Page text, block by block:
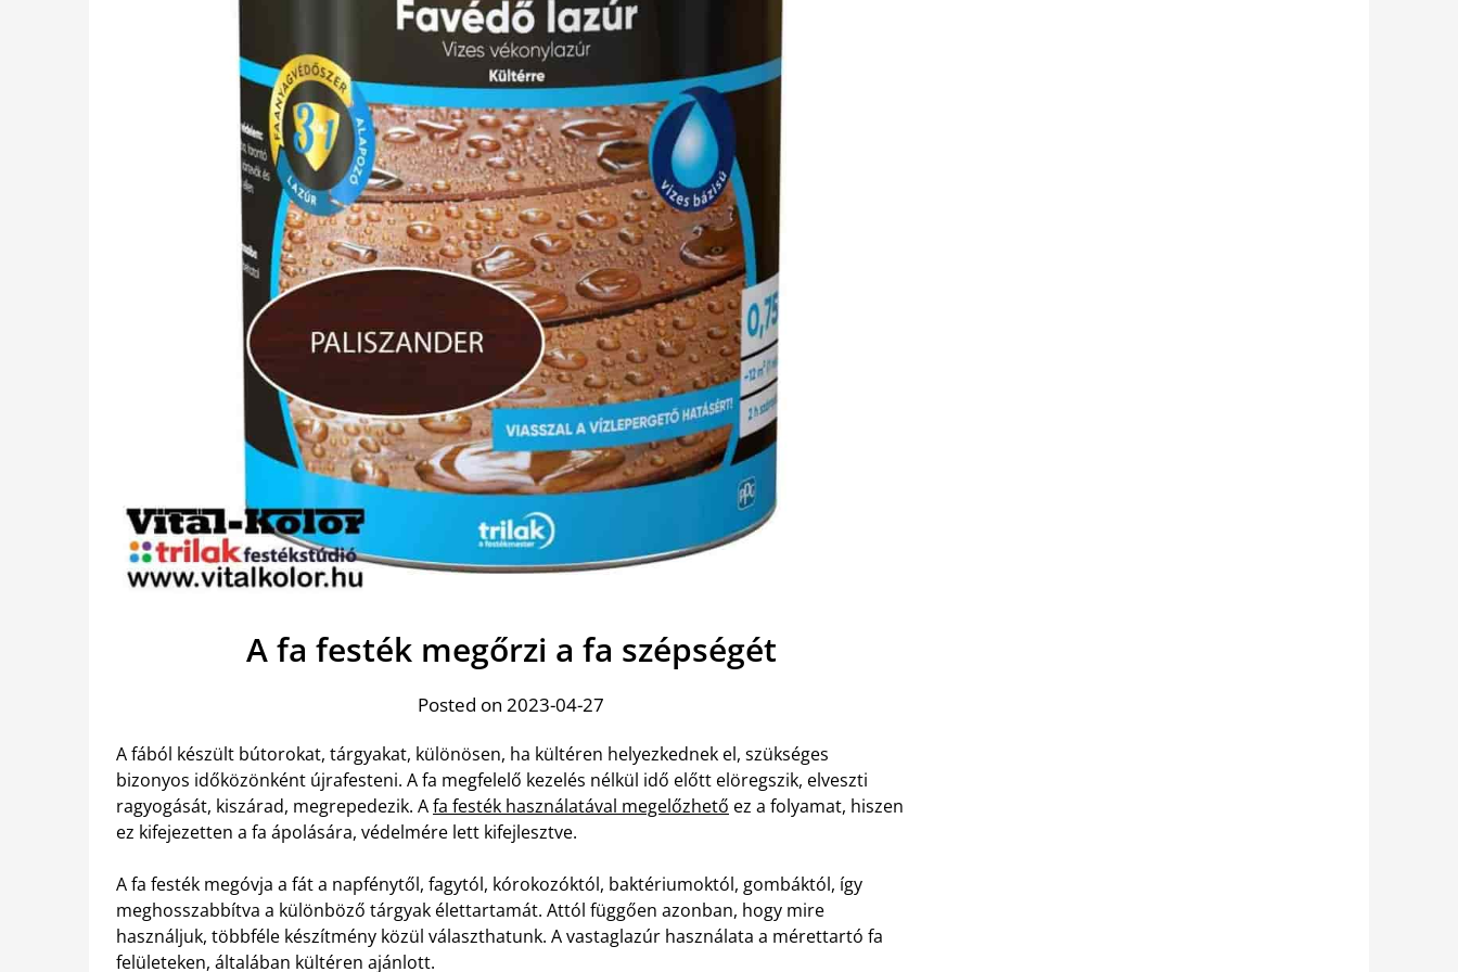
A fa festék megőrzi a fa szépségét
Posted on 2023-04-27
A fából készült bútorokat, tárgyakat, különösen, ha kültéren helyezkednek el, szükséges
bizonyos időközönként újrafesteni. A fa megfelelő kezelés nélkül idő előtt elöregszik, elveszti
ragyogását, kiszárad, megrepedezik. Afa festék használatával megelőzhető ez a folyamat, hiszen
ez kifejezetten a fa ápolására, védelmére lett kifejlesztve.
A fa festék megóvja a fát a napfénytől, fagytól, kórokozóktól, baktériumoktól, gombáktól, így
meghosszabbítva a különböző tárgyak élettartamát. Attól függően azonban, hogy mire
használjuk, többféle készítmény közül választhatunk. A vastaglazúr használata a mérettartó fa
felületeken, általában kültéren ajánlott.